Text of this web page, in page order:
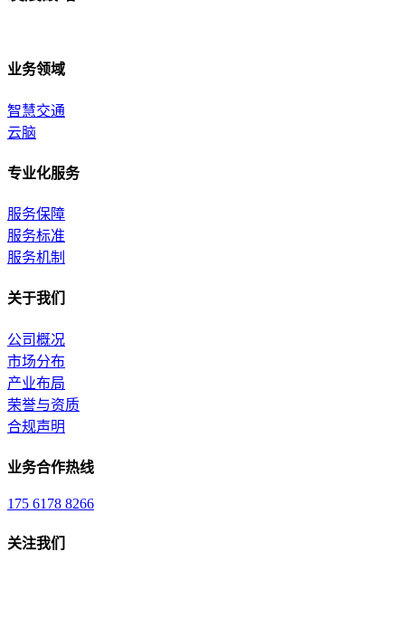
业务领域
智慧交通
云脑
专业化服务
服务保障
服务标准
服务机制
关于我们
公司概况
市场分布
产业布局
荣誉与资质
合规声明
业务合作热线
175 6178 8266
关注我们